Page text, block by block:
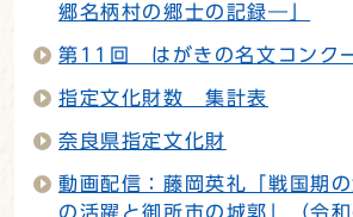
郷名柄村の郷士の記録―」
第11回 はがきの名文コンク
指定文化財数 集計表
奈良県指定文化財
動画配信：藤岡英礼「戦国期
の活躍と御所市の城郭」（令